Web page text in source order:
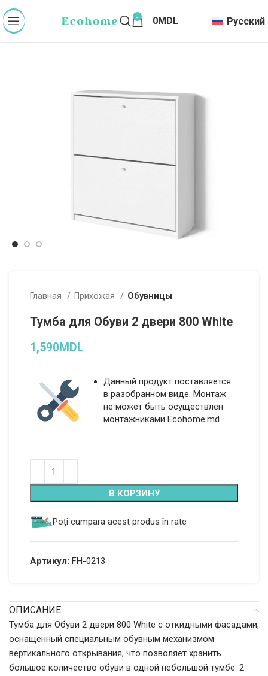
0 0MDL Русский
Главная Прихожая Обувницы
Тумба для Обуви 2 двери 800 White
1,590MDL
Данный продукт поставляется
в разобранном виде. Монтаж
не может быть осуществлен
монтажниками Ecohome.md
В КОРЗИНУ
Alternative:
Poți cumpara acest produs în rate
Артикул: FH-0213
ОПИСАНИЕ
Тумба для Обуви 2 двери 800 White с откидными фасадами,
оснащенный специальным обувным механизмом
вертикального открывания, что позволяет хранить
большое количество обуви в одной небольшой тумбе. 2